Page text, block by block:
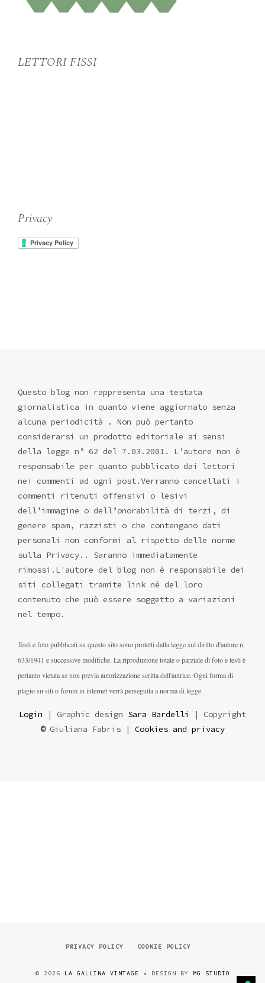
LETTORI FISSI
Privacy
Questo blog non rappresenta una testata
giornalistica in quanto viene aggiornato senza
alcuna periodicità . Non può pertanto
considerarsi un prodotto editoriale ai sensi
della legge n° 62 del 7.03.2001. L'autore non è
responsabile per quanto pubblicato dai lettori
nei commenti ad ogni post.Verranno cancellati i
commenti ritenuti offensivi o lesivi
dell’immagine o dell’onorabilità di terzi, di
genere spam, razzisti o che contengano dati
personali non conformi al rispetto delle norme
sulla Privacy.. Saranno immediatamente
rimossi.L'autore del blog non è responsabile dei
siti collegati tramite link né del loro
contenuto che può essere soggetto a variazioni
nel tempo.
Testi e foto pubblicati su questo sito sono protetti dalla legge sul diritto d'autore n.
633/1941 e successive modifiche. La riproduzione totale o parziale di foto e testi è
pertanto vietata se non previa autorizzazione scritta dell'autrice. Ogni forma di
plagio su siti o forum in internet verrà perseguita a norma di legge.
Login | Graphic design Sara Bardelli
| Copyright
© Giuliana Fabris | Cookies and privacy
PRIVACY POLICY COOKIE POLICY
© 2026 LA GALLINA VINTAGE • DESIGN BY MG STUDIO